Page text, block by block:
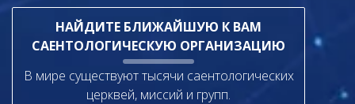
НАЙДИТЕ БЛИЖАЙШУЮ К ВАМ
САЕНТОЛОГИЧЕСКУЮ ОРГАНИЗАЦИЮ
В мире существуют тысячи саентологических
церквей, миссий и групп.